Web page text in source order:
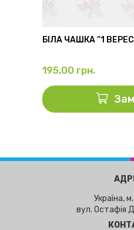
БІЛА ЧАШКА “1
195,00 грн.
Україна,
вул. Остафія